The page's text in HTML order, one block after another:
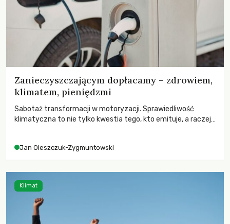
Zanieczyszczającym dopłacamy – zdrowiem,
klimatem, pieniędzmi
Sabotaż transformacji w motoryzacji. Sprawiedliwość
klimatyczna to nie tylko kwestia tego, kto emituje, a raczej
Jan Oleszczuk-Zygmuntowski
Klimat